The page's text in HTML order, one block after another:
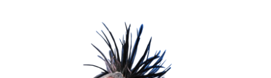
personalisierte Anzeigen oder Inhalte bereitzustellen und
unseren Datenverkehr zu analysieren. Indem Sie auf „Alle
akzeptieren“ klicken, stimmen Sie unserer Verwendung von